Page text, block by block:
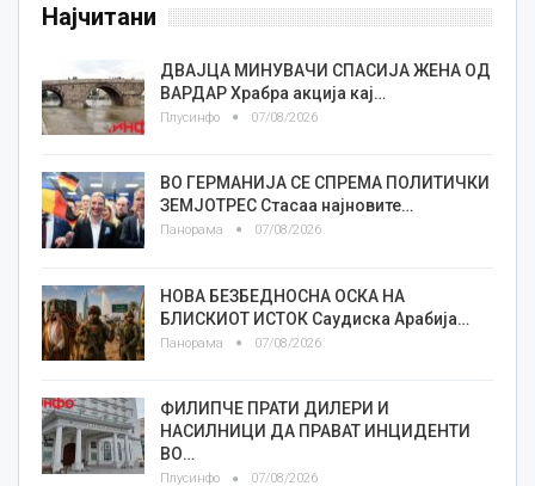
Најчитани
ДВАЈЦА МИНУВАЧИ СПАСИЈА ЖЕНА ОД
ВАРДАР Храбра акција кај…
Плусинфо 07/08/2026
ВО ГЕРМАНИЈА СЕ СПРЕМА ПОЛИТИЧКИ
ЗЕМЈОТРЕС Стасаа најновите…
Панорама 07/08/2026
НОВА БЕЗБЕДНОСНА ОСКА НА
БЛИСКИОТ ИСТОК Саудиска Арабија…
Панорама 07/08/2026
ФИЛИПЧЕ ПРАТИ ДИЛЕРИ И
НАСИЛНИЦИ ДА ПРАВАТ ИНЦИДЕНТИ
ВО…
Плусинфо 07/08/2026